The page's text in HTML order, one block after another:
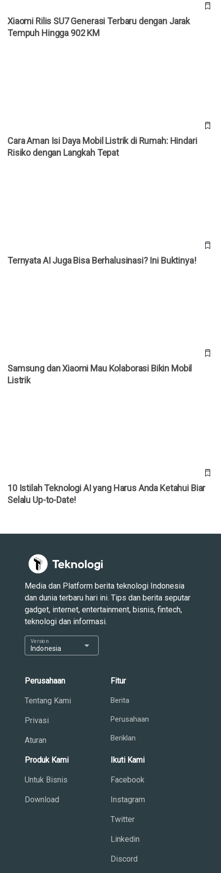
Xiaomi Rilis SU7 Generasi Terbaru dengan Jarak
Tempuh Hingga 902 KM
Cara Aman Isi Daya Mobil Listrik di Rumah: Hindari
Risiko dengan Langkah Tepat
Ternyata AI Juga Bisa Berhalusinasi? Ini Buktinya!
Samsung dan Xiaomi Mau Kolaborasi Bikin Mobil
Listrik
10 Istilah Teknologi AI yang Harus Anda Ketahui Biar
Selalu Up-to-Date!
Media dan Platform berita teknologi Indonesia
dan dunia terbaru hari ini. Tips dan berita seputar
gadget, internet, entertainment, bisnis, fintech,
teknologi dan informasi.
Indonesia
Version arrow_drop_down
Perusahaan
Tentang Kami
Privasi
Aturan
Fitur
Berita
Perusahaan
Beriklan
Produk Kami
Untuk Bisnis
Download
Ikuti Kami
Facebook
Instagram
Twitter
Linkedin
Discord